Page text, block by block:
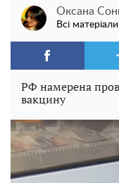
Оксана
Всі
РФ намерена
вакцину